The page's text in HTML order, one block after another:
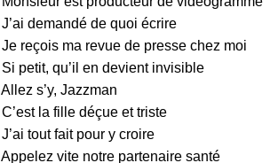
J’ai demandé de quoi écrire
Je reçois ma revue de presse chez moi
Si petit, qu’il en devient invisible
Allez s’y, Jazzman
C’est la fille déçue et triste
J’ai tout fait pour y croire
Appelez vite notre partenaire santé